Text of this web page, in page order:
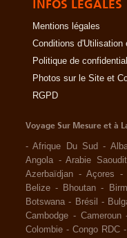
INFOS LÉGALES
Mentions légales
Conditions d'Utilisation
Politique de
Photos sur le Site et
RGPD
Voyage Sur Mesure et à
-Afrique Du Sud -
Angola -Arabie
Azerbaïdjan - Açores -
Belize - Bhoutan -
Botswana - Brésil -
Cambodge - Cameroun
Colombie - Congo RDC -